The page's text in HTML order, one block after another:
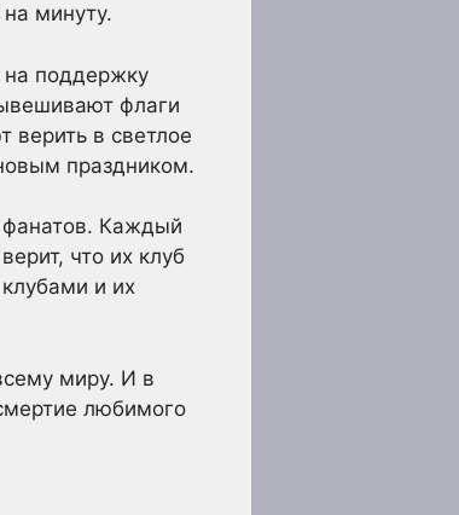
минуту.
на поддержку
флаги
в светлое
праздником.
фанатов. Каждый
что их клуб
и их
миру. И в
любимого